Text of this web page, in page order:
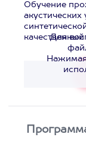
Обучение
качественный
Для